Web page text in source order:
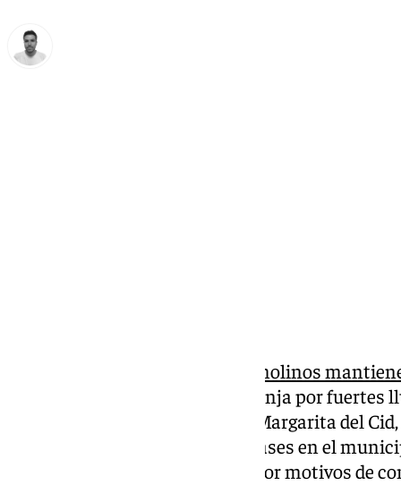
centros escolares de Torremolinos
tras la activación del aviso naranja por fuertes
mañana, la alcaldesa popular, Margarita del
consistorio de suspender las clases en el
decidido mantenerse abiertos por motivos de